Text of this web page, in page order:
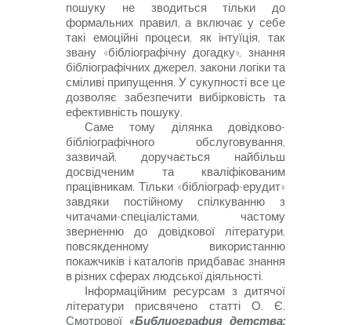
пошуку не зводиться тільки до
формальних правил, а включає у себе
такі емоційні процеси, як інтуїція, так
звану «бібліографічну догадку», знання
бібліографічних джерел, закони логіки та
сміливі припущення. У сукупності все це
дозволяє забезпечити вибірковість та
ефективність пошуку.
Саме тому ділянка довідково-
бібліографічного обслуговування,
зазвичай, доручається найбільш
досвідченим та кваліфікованим
працівникам. Тільки «бібліограф-ерудит»
завдяки постійному спілкуванню з
читачами-спеціалістами, частому
зверненню до довідкової літератури,
повсякденному використанню
покажчиків і каталогів придбаває знання
в різних сферах людської діяльності.
Інформаційним ресурсам з дитячої
літератури присвячено статті О. Є.
Смотрової «Библиография детства: